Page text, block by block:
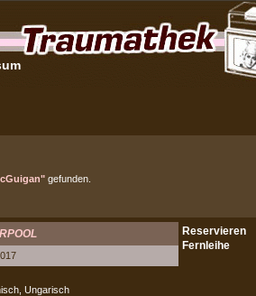
gefunden.
Ungarisch